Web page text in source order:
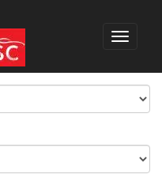
Toggle
МОДЕЛЬ